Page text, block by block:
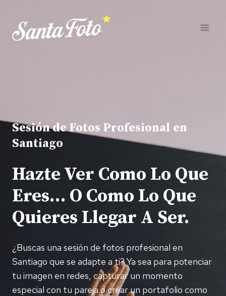
contenido
Sesión de Fotos Profesional en
Santiago
Hazte Ver Como Lo Que
Eres… O Como Lo Que
Quieres Llegar A Ser.
¿Buscas una sesión de fotos profesional en
Santiago que se adapte a ti? Ya sea para potenciar
tu imagen en redes, capturar un momento
especial con tu pareja o crear un portafolio como